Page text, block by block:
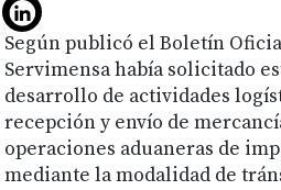
Según publicó el Boletín
Servimensa había solicitado
desarrollo de actividades
recepción y envío de
operaciones aduaneras de
mediante la modalidad de